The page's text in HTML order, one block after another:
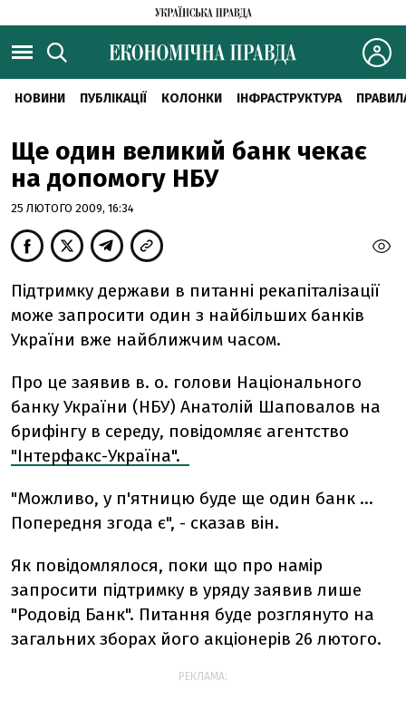
НОВИНИ ПУБЛІКАЦІЇ КОЛОНКИ ІНФРАСТРУКТУРА
Ще один великий банк чекає
на допомогу НБУ
25 ЛЮТОГО 2009, 16:34
Підтримку держави в питанні рекапіталізації
може запросити один з найбільших банків
України вже найближчим часом.
Про це заявив в. о. голови Національного
банку України (НБУ) Анатолій Шаповалов на
брифінгу в середу, повідомляє агентство
"Інтерфакс-Україна".
"Можливо, у п'ятницю буде ще один банк ...
Попередня згода є", - сказав він.
Як повідомлялося, поки що про намір
запросити підтримку в уряду заявив лише
"Родовід Банк". Питання буде розглянуто на
загальних зборах його акціонерів 26 лютого.
РЕКЛАМА: